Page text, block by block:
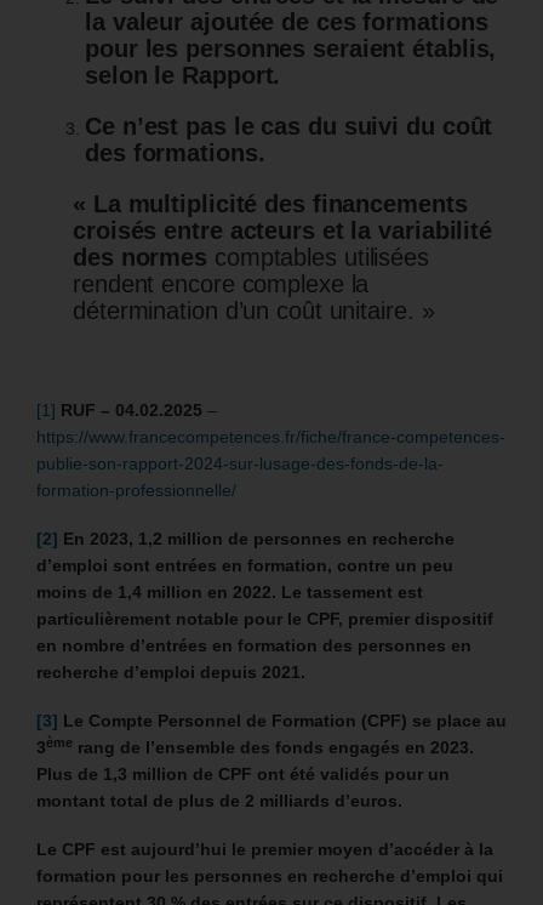
la valeur ajoutée de ces formations
pour les personnes seraient établis,
selon le Rapport.
Ce n’est pas le cas du suivi du coût
des formations.
« La multiplicité des financements
croisés entre acteurs et la variabilité
des normes comptables utilisées
rendent encore complexe la
détermination d’un coût unitaire. »
[1] RUF – 04.02.2025 –
https://www.francecompetences.fr/fiche/france-competences-
publie-son-rapport-2024-sur-lusage-des-fonds-de-la-
formation-professionnelle/
[2] En 2023, 1,2 million de personnes en recherche
d’emploi sont entrées en formation, contre un peu
moins de 1,4 million en 2022. Le tassement est
particulièrement notable pour le CPF, premier dispositif
en nombre d’entrées en formation des personnes en
recherche d’emploi depuis 2021.
[3] Le Compte Personnel de Formation (CPF) se place au
3ème rang de l’ensemble des fonds engagés en 2023.
Plus de 1,3 million de CPF ont été validés pour un
montant total de plus de 2 milliards d’euros.
Le CPF est aujourd’hui le premier moyen d’accéder à la
formation pour les personnes en recherche d’emploi qui